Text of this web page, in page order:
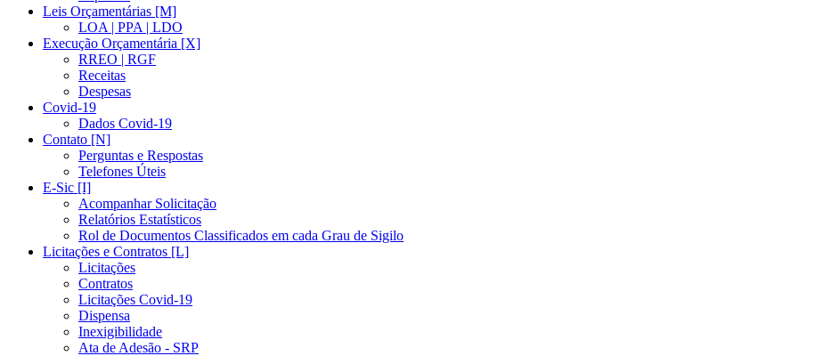
Leis Orçamentárias [M]
LOA | PPA | LDO
Execução Orçamentária [X]
RREO | RGF
Receitas
Despesas
Covid-19
Dados Covid-19
Contato [N]
Perguntas e Respostas
Telefones Úteis
E-Sic [I]
Acompanhar Solicitação
Relatórios Estatísticos
Rol de Documentos Classificados em cada Grau de Sigilo
Licitações e Contratos [L]
Licitações
Contratos
Licitações Covid-19
Dispensa
Inexigibilidade
Ata de Adesão - SRP